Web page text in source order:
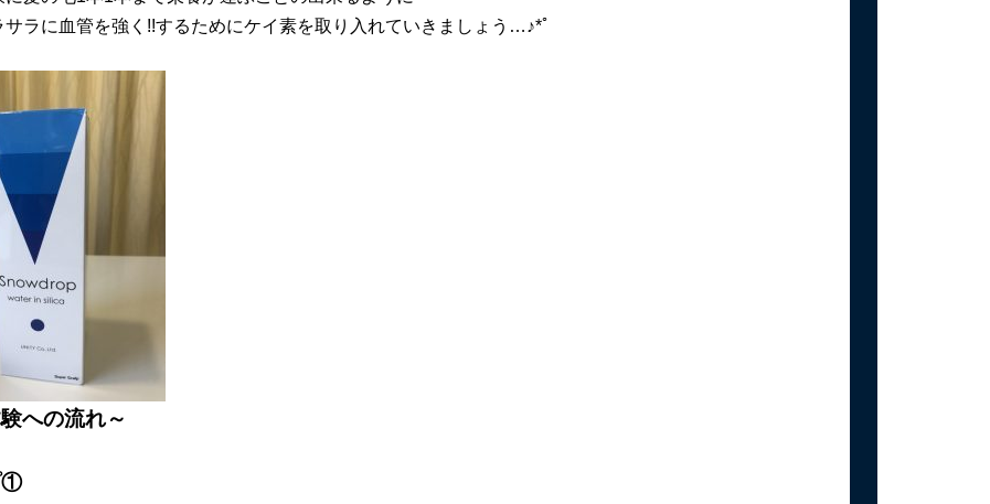
サラに血管を強く!!するためにケイ素を取り入れていきましょう…♪*ﾟ
への流れ～
①